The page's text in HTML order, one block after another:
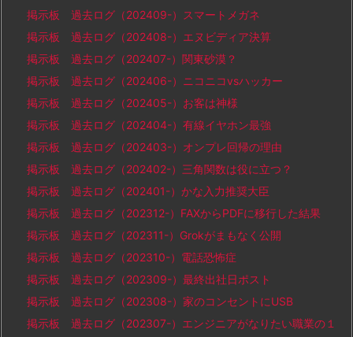
掲示板 過去ログ（202409-）スマートメガネ
掲示板 過去ログ（202408-）エヌビディア決算
掲示板 過去ログ（202407-）関東砂漠？
掲示板 過去ログ（202406-）ニコニコvsハッカー
掲示板 過去ログ（202405-）お客は神様
掲示板 過去ログ（202404-）有線イヤホン最強
掲示板 過去ログ（202403-）オンプレ回帰の理由
掲示板 過去ログ（202402-）三角関数は役に立つ？
掲示板 過去ログ（202401-）かな入力推奨大臣
掲示板 過去ログ（202312-）FAXからPDFに移行した結果
掲示板 過去ログ（202311-）Grokがまもなく公開
掲示板 過去ログ（202310-）電話恐怖症
掲示板 過去ログ（202309-）最終出社日ポスト
掲示板 過去ログ（202308-）家のコンセントにUSB
掲示板 過去ログ（202307-）エンジニアがなりたい職業の１